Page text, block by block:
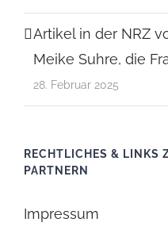
Artikel in der NRZ
Meike Suhre, die
28. Februar 2025
RECHTLICHES & LINKS
PARTNERN
Impressum